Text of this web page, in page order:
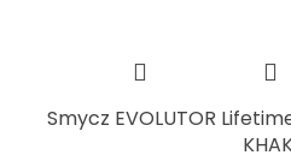
Smycz EVOLUTOR